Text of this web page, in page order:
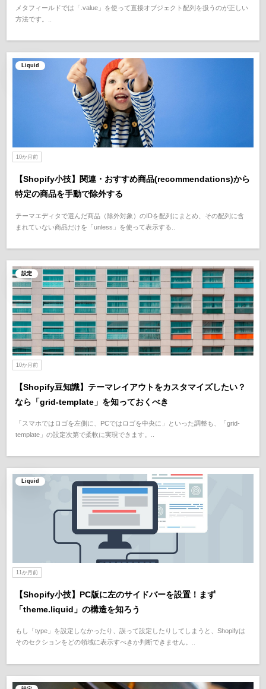
メタフィールドでは「.value」を使って直接オブジェクト配列を扱うのが正しい
方法です。..
Liquid
10か月前
【Shopify小技】関連・おすすめ商品(recommendations)から
特定の商品を手動で除外する
テーマエディタで選んだ商品（除外対象）のIDを配列にまとめ、その配列に含
まれていない商品だけを「unless」を使って表示する..
設定
10か月前
【Shopify豆知識】テーマレイアウトをカスタマイズしたい？
なら「grid-template」を知っておくべき
「スマホではロゴを左側に、PCではロゴを中央に」といった調整も、「grid-
template」の設定次第で柔軟に実現できます。..
Liquid
11か月前
【Shopify小技】PC版に左のサイドバーを設置！まず
「theme.liquid」の構造を知ろう
もし「type」を設定しなかったり、誤って設定したりしてしまうと、Shopifyは
そのセクションをどの領域に表示すべきか判断できません。..